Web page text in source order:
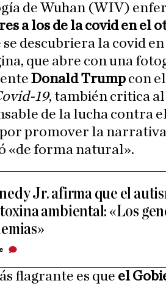
de Wuhan (WIV)
a los de la covid en el
se descubriera la covid
que abre con una
Donald Trump con
19, también critica
de la lucha contra
promover la
«de forma natural».
Jr. afirma que el
ambiental: «Los
flagrante es que el